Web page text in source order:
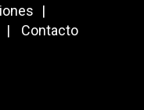
Contacto